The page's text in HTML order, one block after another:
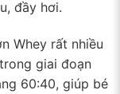
đầy hơi.
Whey rất nhiều
giai đoạn
60:40, giúp bé